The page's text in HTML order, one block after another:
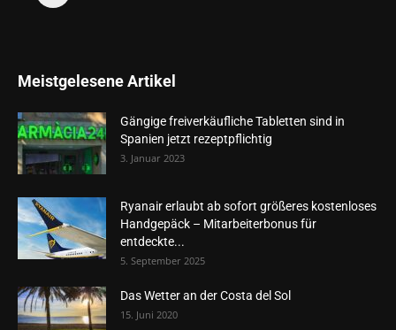
Meistgelesene Artikel
Gängige freiverkäufliche Tabletten sind in
Spanien jetzt rezeptpflichtig
3. Januar 2023
Ryanair erlaubt ab sofort größeres kostenloses
Handgepäck – Mitarbeiterbonus für
entdeckte...
5. September 2025
Das Wetter an der Costa del Sol
15. Juni 2020